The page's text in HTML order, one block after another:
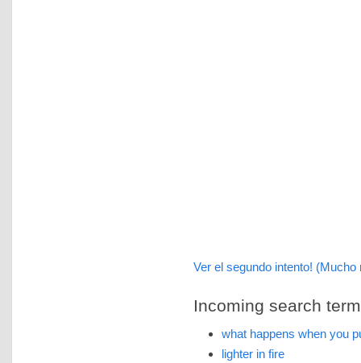
Ver el segundo intento! (Mucho
Incoming search
what happens when you
lighter in fire